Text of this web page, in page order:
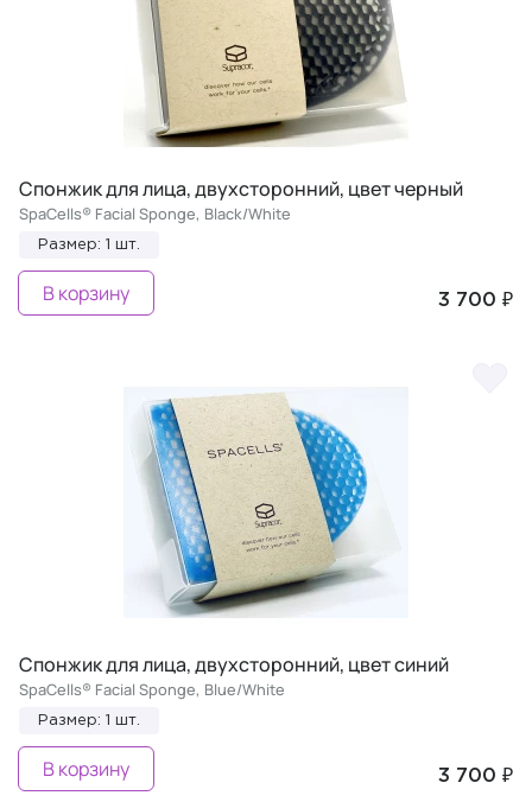
Спонжик для лица, двухсторонний, цвет черный
SpaCells® Facial Sponge, Black/White
Размер: 1 шт.
3 700 ₽
В корзину
Спонжик для лица, двухсторонний, цвет синий
SpaCells® Facial Sponge, Blue/White
Размер: 1 шт.
3 700 ₽
В корзину